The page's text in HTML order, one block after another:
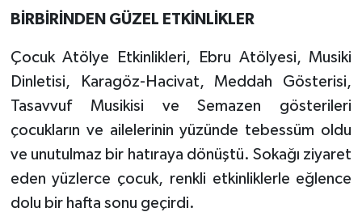
BİRBİRİNDEN GÜZEL ETKİNLİKLER
Çocuk Atölye Etkinlikleri, Ebru Atölyesi, Musiki
Dinletisi, Karagöz-Hacivat, Meddah Gösterisi,
Tasavvuf Musikisi ve Semazen gösterileri
çocukların ve ailelerinin yüzünde tebessüm oldu
ve unutulmaz bir hatıraya dönüştü. Sokağı ziyaret
eden yüzlerce çocuk, renkli etkinliklerle eğlence
dolu bir hafta sonu geçirdi.